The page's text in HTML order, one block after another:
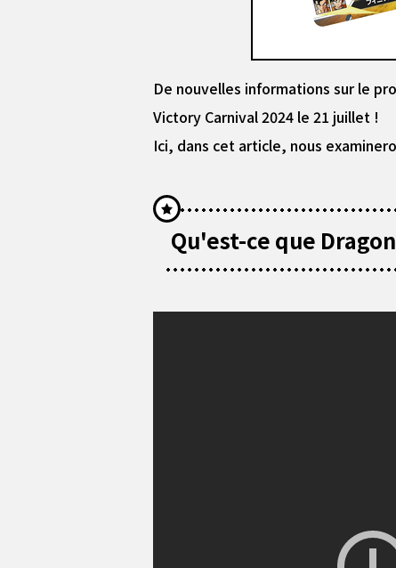
De nouvelles informations sur le
Victory Carnival 2024 le 21 juillet !
Ici, dans cet article, nous
Qu'est-ce que